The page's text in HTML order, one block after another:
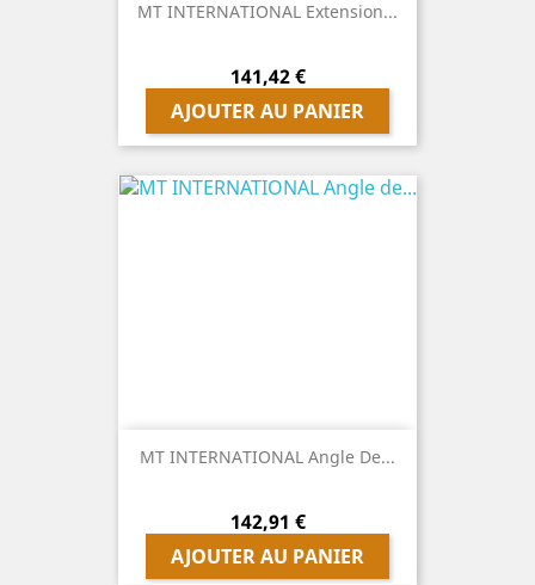
MT INTERNATIONAL Extension...
Prix
141,42 €
AJOUTER AU PANIER
MT INTERNATIONAL Angle De...
Prix
142,91 €
AJOUTER AU PANIER